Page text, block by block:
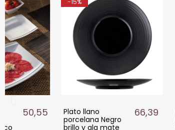
50,55 €
-15%
Plato llano
porcelana Negro
brillo y ala mate
66,39 €